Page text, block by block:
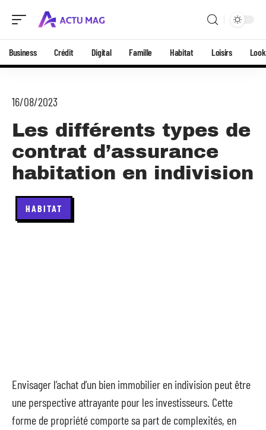
Business Crédit Digital Famille Habitat Loisirs Look
16/08/2023
Les différents types de
contrat d’assurance
habitation en indivision
HABITAT
Envisager l’achat d’un bien immobilier en indivision peut être
une perspective attrayante pour les investisseurs. Cette
forme de propriété comporte sa part de complexités, en